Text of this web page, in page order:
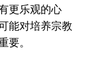
更乐观的心
能对培养宗教
要。